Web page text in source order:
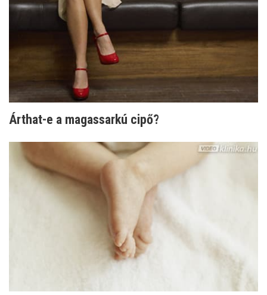
Árthat-e a magassarkú cipő?